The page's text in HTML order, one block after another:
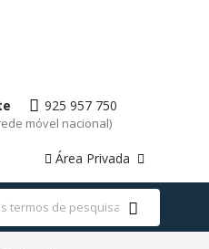
925 957 750
móvel nacional)
Área Privada